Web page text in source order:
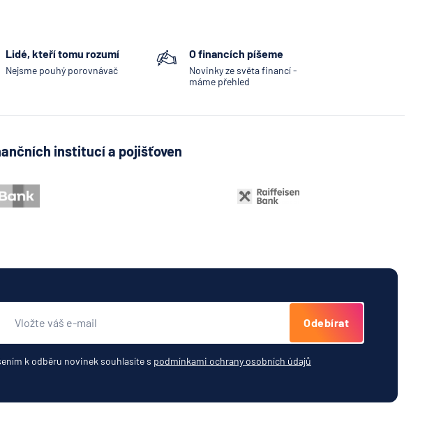
Lidé, kteří tomu rozumí
Nejsme pouhý porovnávač
O financích píšeme
Novinky ze světa financí -
máme přehled
institucí a pojišťoven
Odebírat
k odběru novinek souhlasíte s podmínkami ochrany osobních údajů